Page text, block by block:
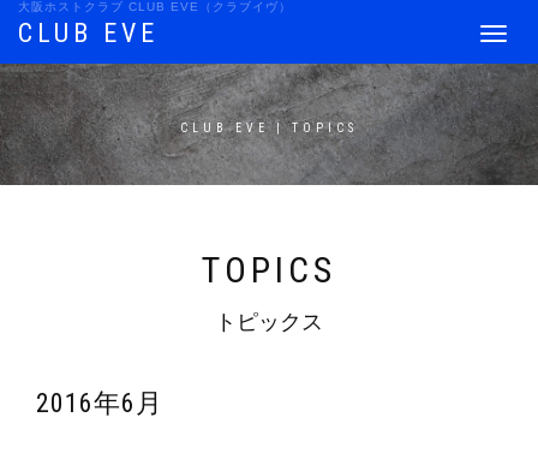
大阪ホストクラブ CLUB EVE（クラブイヴ）
Toggle
CLUB EVE
CLUB EVE | TOPICS
TOPICS
トピックス
2016年6月